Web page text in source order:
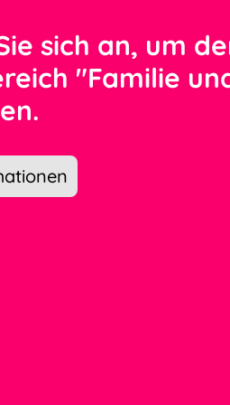
sich an, um
"Familie